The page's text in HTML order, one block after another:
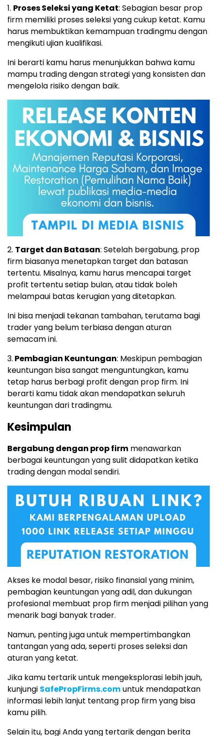
1. Proses Seleksi yang Ketat: Sebagian besar prop
firm memiliki proses seleksi yang cukup ketat. Kamu
harus membuktikan kemampuan tradingmu dengan
mengikuti ujian kualifikasi.
Ini berarti kamu harus menunjukkan bahwa kamu
mampu trading dengan strategi yang konsisten dan
mengelola risiko dengan baik.
2. Target dan Batasan: Setelah bergabung, prop
firm biasanya menetapkan target dan batasan
tertentu. Misalnya, kamu harus mencapai target
profit tertentu setiap bulan, atau tidak boleh
melampaui batas kerugian yang ditetapkan.
Ini bisa menjadi tekanan tambahan, terutama bagi
trader yang belum terbiasa dengan aturan
semacam ini.
3. Pembagian Keuntungan: Meskipun pembagian
keuntungan bisa sangat menguntungkan, kamu
tetap harus berbagi profit dengan prop firm. Ini
berarti kamu tidak akan mendapatkan seluruh
keuntungan dari tradingmu.
Kesimpulan
Bergabung dengan prop firm menawarkan
berbagai keuntungan yang sulit didapatkan ketika
trading dengan modal sendiri.
Akses ke modal besar, risiko finansial yang minim,
pembagian keuntungan yang adil, dan dukungan
profesional membuat prop firm menjadi pilihan yang
menarik bagi banyak trader.
Namun, penting juga untuk mempertimbangkan
tantangan yang ada, seperti proses seleksi dan
aturan yang ketat.
Jika kamu tertarik untuk mengeksplorasi lebih jauh,
kunjungi SafePropFirms.comuntuk mendapatkan
informasi lebih lanjut tentang prop firm yang bisa
kamu pilih.
Selain itu, bagi Anda yang tertarik dengan berita